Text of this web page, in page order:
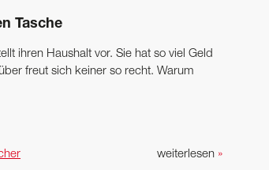
Tasche
ihren Haushalt vor. Sie hat so viel Geld
freut sich keiner so recht. Warum
weiterlesen »